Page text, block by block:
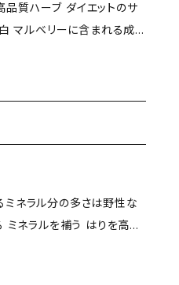
イエットのサ
成
＿＿＿
る効果も。 小腸での糖の
鎖脂肪酸を生成し 整腸作
ミネラル分の多さは野性な